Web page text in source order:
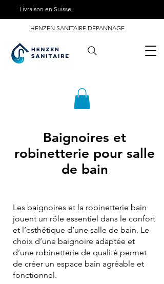
Livraison en Suisse
HENZEN SANITAIRE DEPANNAGE
Baignoires et
robinetterie pour salle
de bain
Les baignoires et la robinetterie bain
jouent un rôle essentiel dans le confort
et l’esthétique d’une salle de bain. Le
choix d’une baignoire adaptée et
d’une robinetterie de qualité permet
de créer un espace bain agréable et
fonctionnel.